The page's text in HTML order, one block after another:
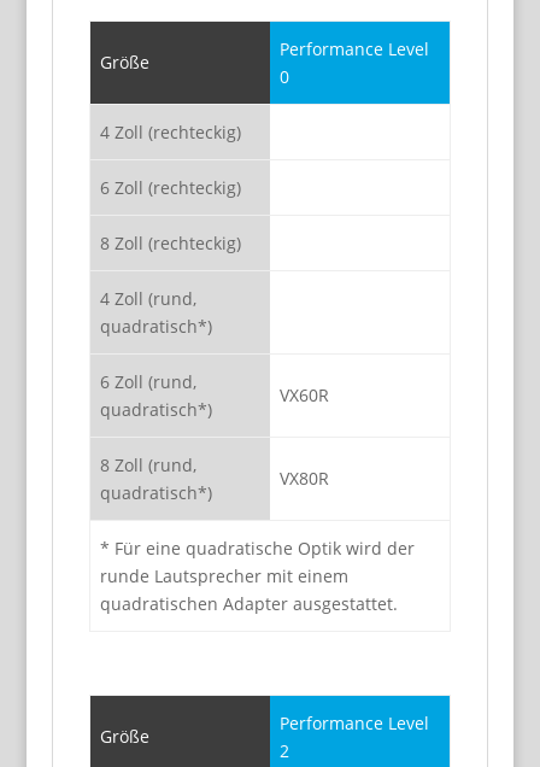
Größe
Performance Level
0
4 Zoll (rechteckig)
6 Zoll (rechteckig)
8 Zoll (rechteckig)
4 Zoll (rund,
quadratisch*)
6 Zoll (rund,
quadratisch*)
VX60R
8 Zoll (rund,
quadratisch*)
VX80R
* Für eine quadratische Optik wird der
runde Lautsprecher mit einem
quadratischen Adapter ausgestattet.
Größe
Performance Level
2